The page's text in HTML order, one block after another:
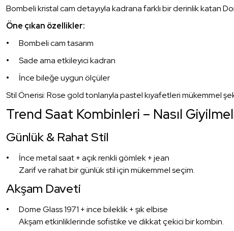
Bombeli kristal cam detayıyla kadrana farklı bir derinlik katan
Öne çıkan özellikler:
Bombeli cam tasarım
Sade ama etkileyici kadran
İnce bileğe uygun ölçüler
Stil Önerisi: Rose gold tonlarıyla pastel kıyafetleri mükemmel
Trend Saat Kombinleri – Nasıl
Günlük & Rahat Stil
İnce metal saat + açık renkli gömlek + jean
Zarif ve rahat bir günlük stil için mükemmel seçim.
Akşam Daveti
Dome Glass 1971 + ince bileklik + şık elbise
Akşam etkinliklerinde sofistike ve dikkat çekici bir kombin.